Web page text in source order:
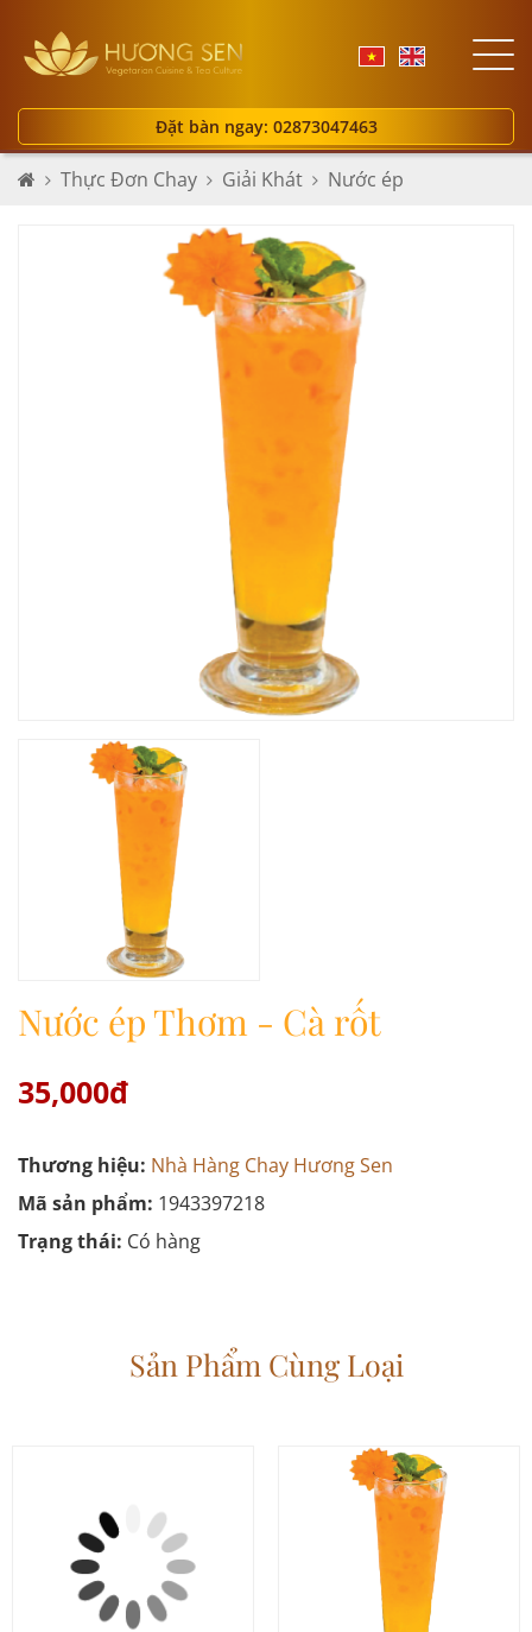
Đặt bàn ngay: 02873047463
Thực Đơn Chay Giải Khát Nước ép
Nước ép Thơm - Cà rốt
35,000đ
Thương hiệu: Nhà Hàng Chay Hương Sen
Mã sản phẩm: 1943397218
Trạng thái: Có hàng
Sản Phẩm Cùng Loại